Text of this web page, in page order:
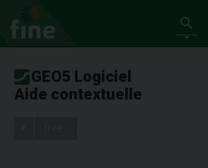
GEO5 Logiciel
Aide contextuelle